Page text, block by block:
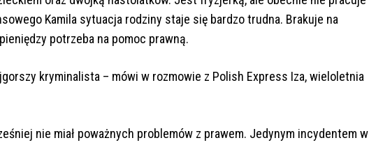
Kamila sytuacja rodziny staje się bardzo trudna. Brakuje na
potrzeba na pomoc prawną.
kryminalista – mówi w rozmowie z Polish Express Iza, wieloletnia
nie miał poważnych problemów z prawem. Jedynym incydentem w